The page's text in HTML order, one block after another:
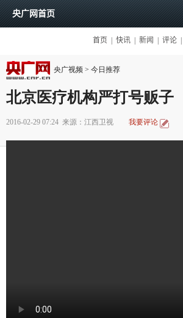
央广视频 > 今日推荐
北京医疗机构严打号贩子
2016-02-29 07:24 来源：江西卫视 我要评论